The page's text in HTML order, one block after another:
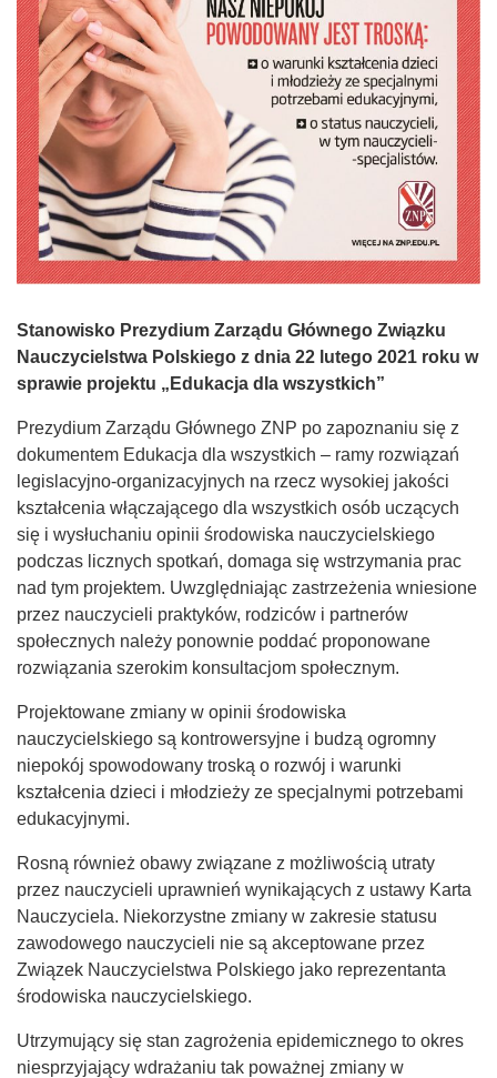
Stanowisko Prezydium Zarządu Głównego Związku
Nauczycielstwa Polskiego z dnia 22 lutego 2021 roku w
sprawie projektu „Edukacja dla wszystkich”
Prezydium Zarządu Głównego ZNP po zapoznaniu się z
dokumentem Edukacja dla wszystkich – ramy rozwiązań
legislacyjno-organizacyjnych na rzecz wysokiej jakości
kształcenia włączającego dla wszystkich osób uczących
się i wysłuchaniu opinii środowiska nauczycielskiego
podczas licznych spotkań, domaga się wstrzymania prac
nad tym projektem. Uwzględniając zastrzeżenia wniesione
przez nauczycieli praktyków, rodziców i partnerów
społecznych należy ponownie poddać proponowane
rozwiązania szerokim konsultacjom społecznym.
Projektowane zmiany w opinii środowiska
nauczycielskiego są kontrowersyjne i budzą ogromny
niepokój spowodowany troską o rozwój i warunki
kształcenia dzieci i młodzieży ze specjalnymi potrzebami
edukacyjnymi.
Rosną również obawy związane z możliwością utraty
przez nauczycieli uprawnień wynikających z ustawy Karta
Nauczyciela. Niekorzystne zmiany w zakresie statusu
zawodowego nauczycieli nie są akceptowane przez
Związek Nauczycielstwa Polskiego jako reprezentanta
środowiska nauczycielskiego.
Utrzymujący się stan zagrożenia epidemicznego to okres
niesprzyjający wdrażaniu tak poważnej zmiany w